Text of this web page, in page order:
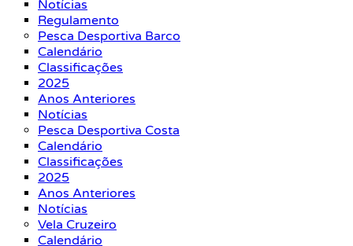
Notícias
Regulamento
Pesca Desportiva Barco
Calendário
Classificações
2025
Anos Anteriores
Notícias
Pesca Desportiva Costa
Calendário
Classificações
2025
Anos Anteriores
Notícias
Vela Cruzeiro
Calendário